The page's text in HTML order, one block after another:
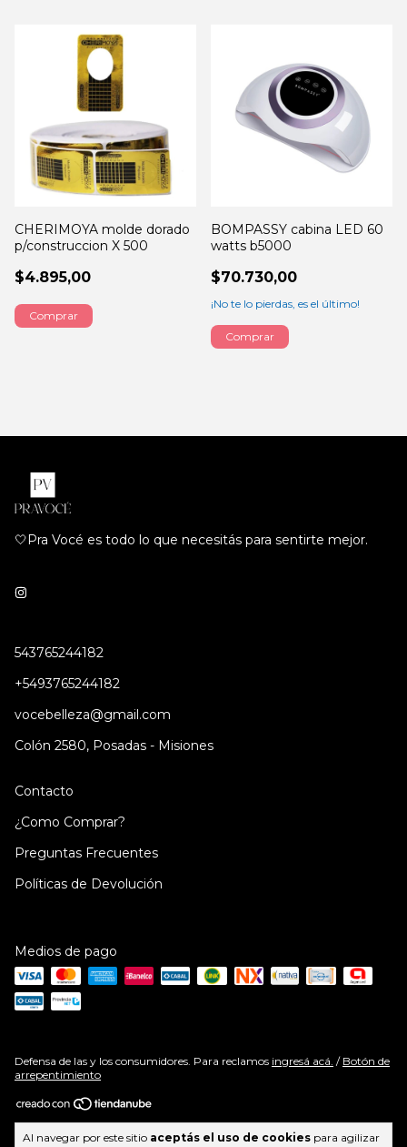
Al navegar por este sitio aceptás el uso de cookies para agilizar
CHERIMOYA molde dorado
p/construccion X 500
$4.895,00
BOMPASSY cabina LED 60
watts b5000
$70.730,00
¡No te lo pierdas, es el último!
🤍Pra Vocé es todo lo que necesitás para sentirte mejor.
543765244182
+5493765244182
vocebelleza@gmail.com
Colón 2580, Posadas - Misiones
Contacto
¿Como Comprar?
Preguntas Frecuentes
Políticas de Devolución
Medios de pago
Defensa de las y los consumidores. Para reclamos ingresá acá. / Botón de
arrepentimiento
Copyright PraVocé | Cosméticos y Belleza | Envíos a todo el país - 2026.
Todos los derechos reservados.